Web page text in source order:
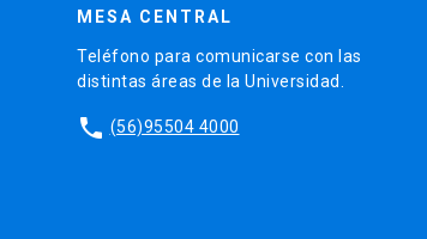
MESA CENTRAL
Teléfono para comunicarse con las
distintas áreas de la Universidad.
phone (56)95504 4000